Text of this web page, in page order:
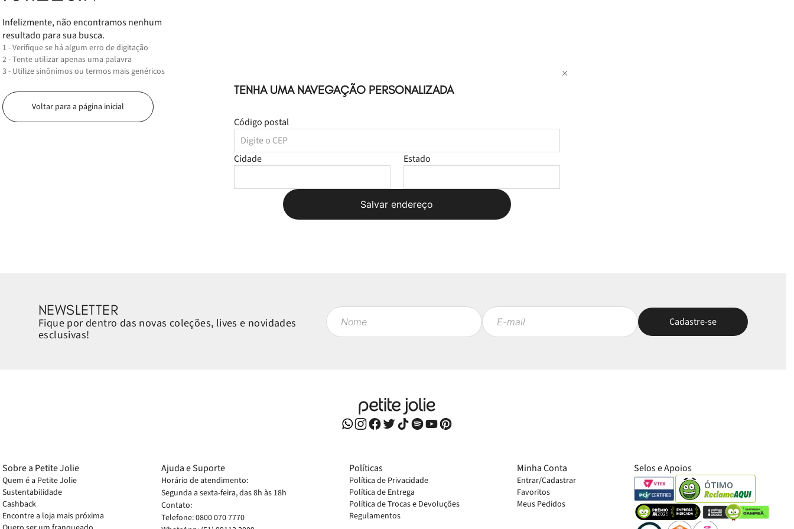
TENHA UMA NAVEGAÇÃO PERSONALIZADA
Código postal
Cidade Estado
Salvar endereço
Infelizmente, não encontramos nenhum
resultado para sua busca.
1 - Verifique se há algum erro de digitação
2 - Tente utilizar apenas uma palavra
3 - Utilize sinônimos ou termos mais genéricos
Voltar para a página inicial
NEWSLETTER
Fique por dentro das novas coleções, lives e novidades
esclusivas!
Sobre a Petite Jolie
Quem é a Petite Jolie
Sustentabilidade
Cashback
Encontre a loja mais próxima
Ajuda e Suporte
Horário de atendimento:
Segunda a sexta-feira, das 8h às 18h
Contato:
Telefone: 0800 070 7770
Políticas
Política de Privacidade
Política de Entrega
Política de Trocas e Devoluções
Regulamentos
Minha Conta
Entrar/Cadastrar
Favoritos
Meus Pedidos
Selos e Apoios
ÓTIMO